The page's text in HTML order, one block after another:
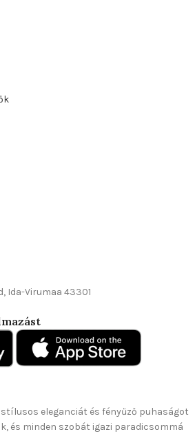
Ida-Virumaa 43301
eleganciát és fényűző puhaságot
és minden szobát igazi paradicsommá